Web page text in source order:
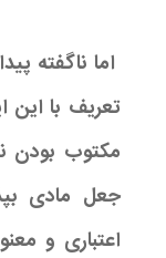
اما ناگفته
تعریف با این
مکتوب بودن
جعل مادی
اعتباری و